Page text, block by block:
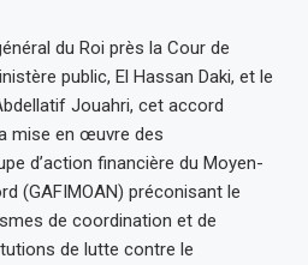
du Roi près la Cour de
public, El Hassan Daki, et le
Jouahri, cet accord
mise en œuvre des
d’action financière du Moyen-
(GAFIMOAN) préconisant le
de coordination et de
de lutte contre le